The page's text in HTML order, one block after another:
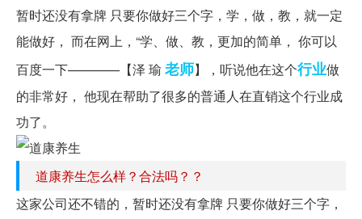
暂时还没有拿牌 只要你做好三个字，学，做，教，就一定
能做好， 而在网上，“学、做、教，更加的简单， 你可以
百度一下————【泽 瑜 老师】，听说他在这个行业做
的非常好， 他现在帮助了很多的普通人在直销这个行业成
功了。
道康养生怎么样？合法吗？？
这家公司还不错的，暂时还没有拿牌 只要你做好三个字，